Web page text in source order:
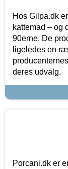
Hos Gilpa.dk
kattemad – og
90erne. De
ligeledes en
deres udvalg.
Porcani.dk er